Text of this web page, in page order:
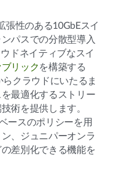
張性のある10GbEスイ
パスでの分散型導入
ドネイティブなスイ
リックを構築する
クラウドにいたるま
最適化するストリー
術を提供します。
ースのポリシーを用
、ジュニパーオンラ
差別化できる機能を